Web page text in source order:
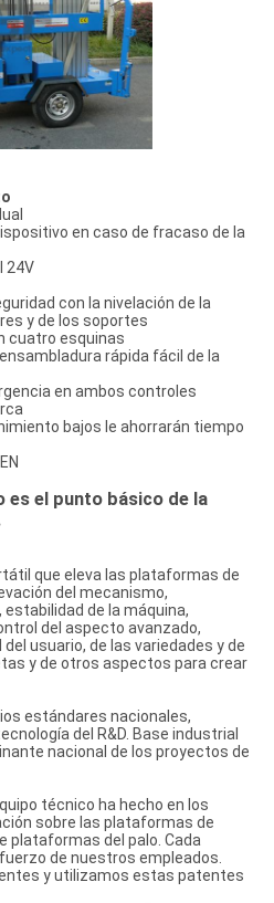
en caso de fracaso de la
24V
con la nivelación de la
y de los soportes
cuatro esquinas
rápida fácil de la
en ambos controles
bajos le ahorrarán tiempo
es el punto básico de la
que eleva las plataformas de
del mecanismo,
de la máquina,
del aspecto avanzado,
usuario, de las variedades y de
y de otros aspectos para crear
estándares nacionales,
del R&D. Base industrial
nacional de los proyectos de
técnico ha hecho en los
sobre las plataformas de
plataformas del palo. Cada
de nuestros empleados.
y utilizamos estas patentes